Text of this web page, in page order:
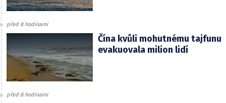
před 8 hodinami
Čína kvůli mohutnému tajfunu
evakuovala milion lidí
před 8 hodinami